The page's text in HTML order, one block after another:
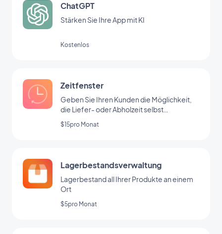
ChatGPT
Stärken Sie Ihre App mit KI
Kostenlos
Zeitfenster
Geben Sie Ihren Kunden die Möglichkeit,
die Liefer- oder Abholzeit selbst
auszuwählen
$15pro Monat
Lagerbestandsverwaltung
Lagerbestand all Ihrer Produkte an einem
Ort
$5pro Monat